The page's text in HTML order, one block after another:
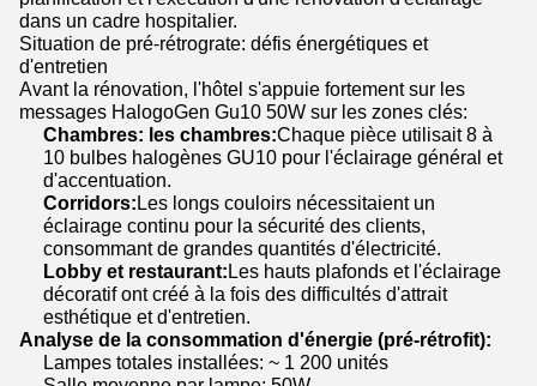
dans un cadre hospitalier.
Situation de pré-rétrograte: défis énergétiques et
d'entretien
Avant la rénovation, l'hôtel s'appuie fortement sur les
messages HalogoGen Gu10 50W sur les zones clés:
Chambres: les chambres:Chaque pièce utilisait 8 à
10 bulbes halogènes GU10 pour l'éclairage général et
d'accentuation.
Corridors:Les longs couloirs nécessitaient un
éclairage continu pour la sécurité des clients,
consommant de grandes quantités d'électricité.
Lobby et restaurant:Les hauts plafonds et l'éclairage
décoratif ont créé à la fois des difficultés d'attrait
esthétique et d'entretien.
Analyse de la consommation d'énergie (pré-rétrofit):
Lampes totales installées: ~ 1 200 unités